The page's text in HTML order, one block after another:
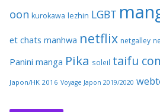
oon kurokawa lezhin LGBT
et chats manhwa netflix netgalley
Panini manga Pika soleil taifu
Japon/HK 2016 Voyage Japon 2019/2020